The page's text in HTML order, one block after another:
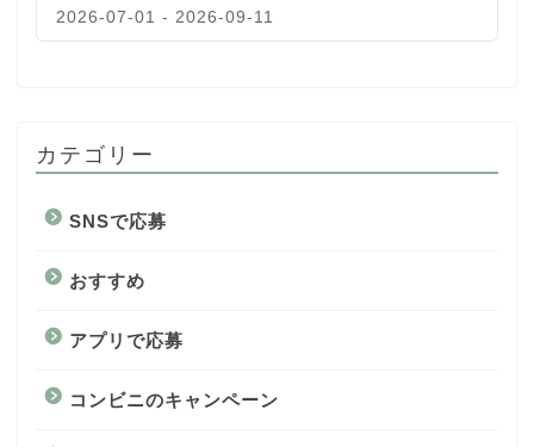
2026-07-01 - 2026-09-11
カテゴリー
SNSで応募
おすすめ
アプリで応募
コンビニのキャンペーン